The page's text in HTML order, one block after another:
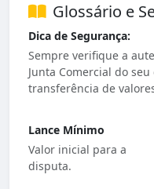
Glossário e
Dica de Segurança:
Sempre verifique a
Junta Comercial do
transferência de
Lance Mínimo
Valor inicial para a
disputa.